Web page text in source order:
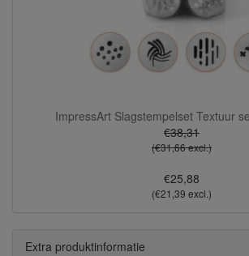
ImpressArt Slagstempelset Textuur
€38,31
(€31,66 excl.)
€25,88
(€21,39 excl.)
Extra produktinformatie